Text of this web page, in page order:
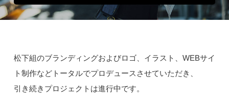
松下組のブランディングおよびロゴ、イラスト、WEBサイ
ト制作などトータルでプロデュースさせていただき、
引き続きプロジェクトは進行中です。